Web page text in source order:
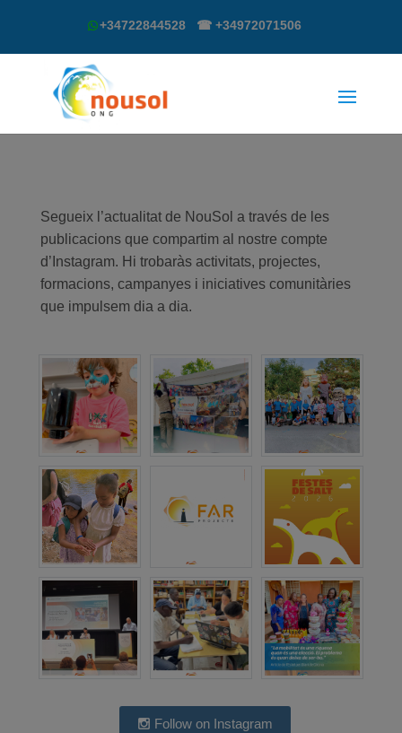
+34722844528 ☎ +34972071506
Segueix l’actualitat de NouSol a través de les
publicacions que compartim al nostre compte
d’Instagram. Hi trobaràs activitats, projectes,
formacions, campanyes i iniciatives comunitàries
que impulsem dia a dia.
Follow on Instagram